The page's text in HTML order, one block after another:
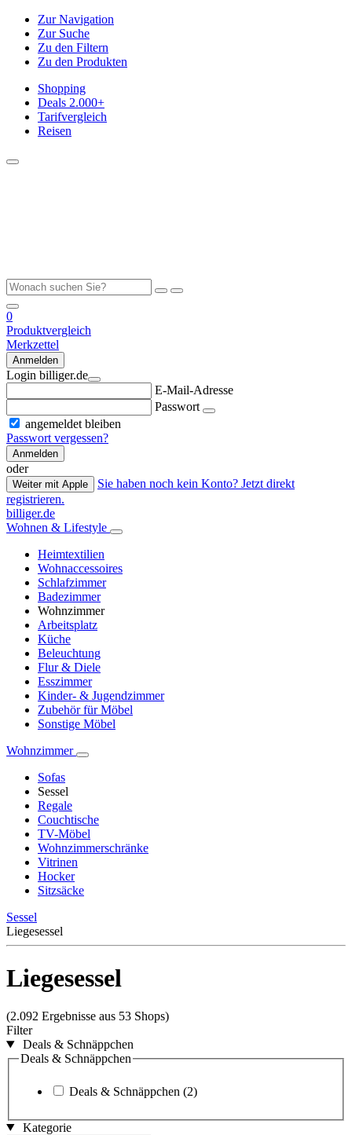
Zur Navigation
Zur Suche
Zu den Filtern
Zu den Produkten
Shopping
Deals 2.000+
Tarifvergleich
Reisen
0
Produktvergleich
Merkzettel
Anmelden
Login billiger.de
E-Mail-Adresse
Passwort
angemeldet bleiben
Passwort vergessen?
Anmelden
oder
Weiter mit Apple
Sie haben noch kein Konto? Jetzt direkt
registrieren.
billiger.de
Wohnen & Lifestyle
Heimtextilien
Wohnaccessoires
Schlafzimmer
Badezimmer
Wohnzimmer
Arbeitsplatz
Küche
Beleuchtung
Flur & Diele
Esszimmer
Kinder- & Jugendzimmer
Zubehör für Möbel
Sonstige Möbel
Wohnzimmer
Sofas
Sessel
Regale
Couchtische
TV-Möbel
Wohnzimmerschränke
Vitrinen
Hocker
Sitzsäcke
Sessel
Liegesessel
Liegesessel
(2.092 Ergebnisse aus 53 Shops)
Filter
Deals & Schnäppchen
Deals & Schnäppchen
Deals & Schnäppchen (2)
Kategorie